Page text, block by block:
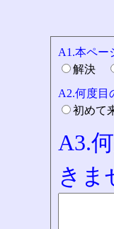
A1.本ペー
解決
A2.何度目
初め
A3.
きま